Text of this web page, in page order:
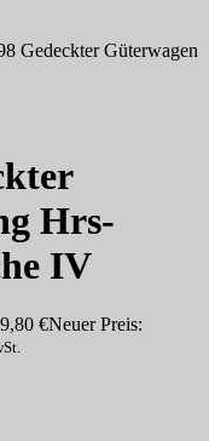
Gedeckter Güterwagen
Hrs-
IV
€Neuer Preis: